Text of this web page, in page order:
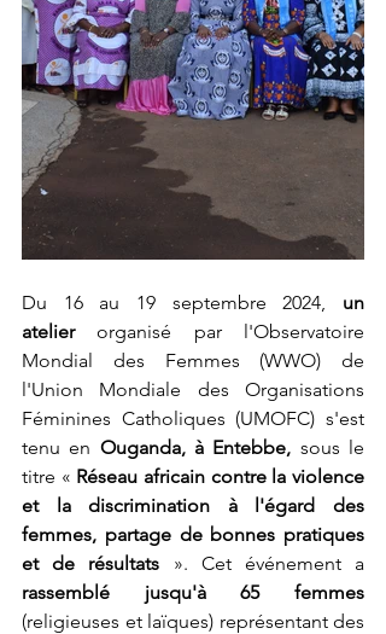
Du 16 au 19 septembre 2024, un
atelier organisé par l'Observatoire
Mondial des Femmes (WWO) de
l'Union Mondiale des Organisations
Féminines Catholiques (UMOFC) s'est
tenu en Ouganda, à Entebbe, sous le
titre « Réseau africain contre la violence
et la discrimination à l'égard des
femmes, partage de bonnes pratiques
et de résultats
rassemblé jusqu'à 65 femmes
(religieuses et laïques) représentant des